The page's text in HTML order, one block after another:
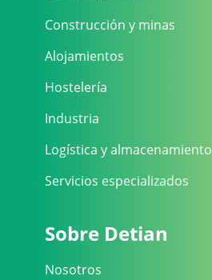
Construcción y minas
Alojamientos
Hostelería
Industria
Logística y almacenamiento
Servicios especializados
Sobre Detian
Nosotros